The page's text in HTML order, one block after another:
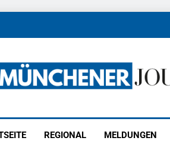
REGIONAL MELDUNGEN